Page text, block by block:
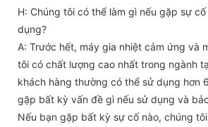
H: Chúng tôi có thể làm gì nếu gặp sự
dụng?
A: Trước hết, máy gia nhiệt cảm ứng và
tôi có chất lượng cao nhất trong ngành
khách hàng thường có thể sử dụng hơn
gặp bất kỳ vấn đề gì nếu sử dụng và
Nếu bạn gặp bất kỳ sự cố nào, chúng